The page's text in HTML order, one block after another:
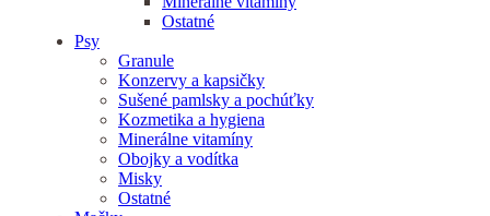
Ostatné
Psy
Granule
Konzervy a kapsičky
Sušené pamlsky a pochúťky
Kozmetika a hygiena
Minerálne vitamíny
Obojky a vodítka
Misky
Ostatné